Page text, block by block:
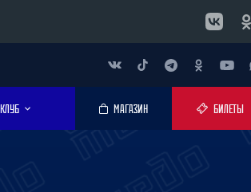
КЛУБ МАГАЗИН БИЛЕТЫ